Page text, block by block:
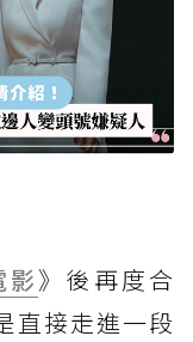
影》後再度合
直接走進一段